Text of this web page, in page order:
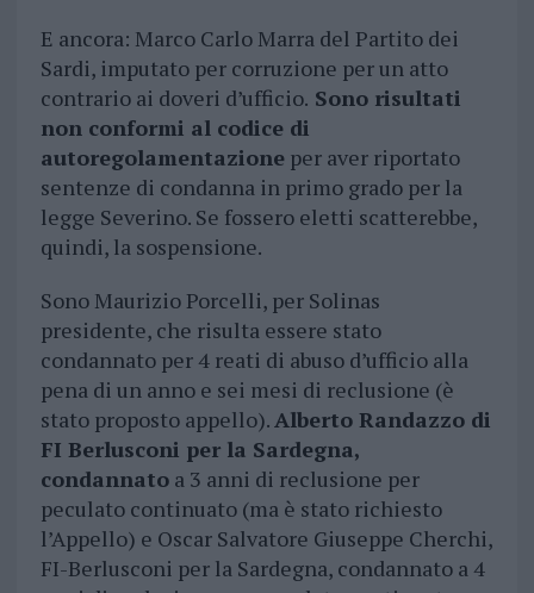
E ancora: Marco Carlo Marra del Partito dei
Sardi, imputato per corruzione per un atto
contrario ai doveri d’ufficio. Sono risultati
non conformi al codice di
autoregolamentazioneper aver riportato
sentenze di condanna in primo grado per la
legge Severino. Se fossero eletti scatterebbe,
quindi, la sospensione.
Sono Maurizio Porcelli, per Solinas
presidente, che risulta essere stato
condannato per 4 reati di abuso d’ufficio alla
pena di un anno e sei mesi di reclusione (è
stato proposto appello).Alberto Randazzo di
FI Berlusconi per la Sardegna,
condannatoa 3 anni di reclusione per
peculato continuato (ma è stato richiesto
l’Appello) e Oscar Salvatore Giuseppe Cherchi,
FI-Berlusconi per la Sardegna, condannato a 4